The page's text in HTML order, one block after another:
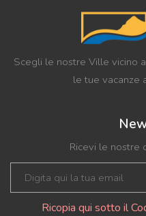
Scegli le nostre Ville vicino
le tue vacanze
Ricevi le nostre
Ricopia qui sotto il